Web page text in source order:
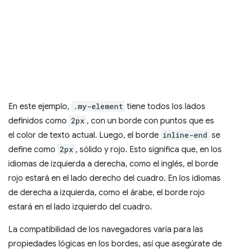
En este ejemplo, .my-element tiene todos los lados
definidos como 2px , con un borde con puntos que es
el color de texto actual. Luego, el borde inline-end se
define como 2px , sólido y rojo. Esto significa que, en los
idiomas de izquierda a derecha, como el inglés, el borde
rojo estará en el lado derecho del cuadro. En los idiomas
de derecha a izquierda, como el árabe, el borde rojo
estará en el lado izquierdo del cuadro.
La compatibilidad de los navegadores varía para las
propiedades lógicas en los bordes, así que asegúrate de